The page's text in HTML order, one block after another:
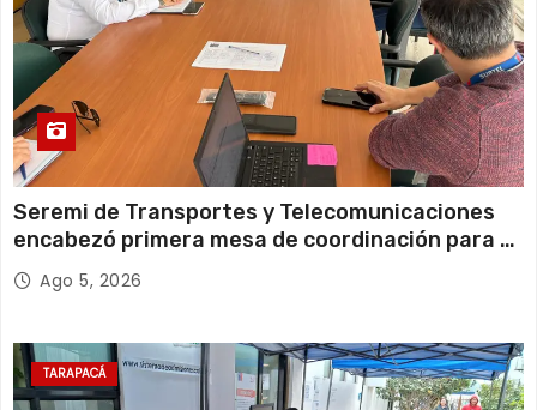
Seremi de Transportes y Telecomunicaciones
encabezó primera mesa de coordinación para el
retiro de cables en desuso en Iquique
Ago 5, 2026
TARAPACÁ